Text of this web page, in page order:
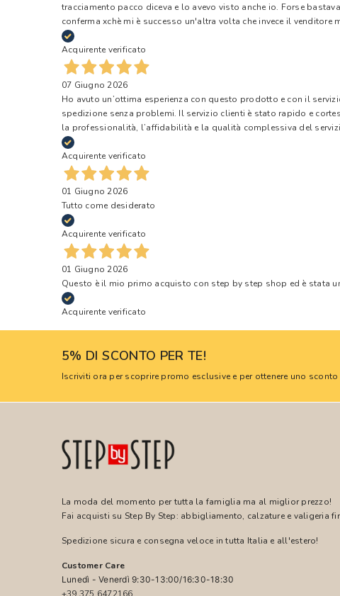
tracciamento pacco diceva e lo avevo visto anche io. Forse
conferma xchè mi è successo un'altra volta che invece il
Acquirente verificato
07 Giugno 2026
Ho avuto un’ottima esperienza con questo prodotto e con il
spedizione senza problemi. Il servizio clienti è stato rapido e
la professionalità, l’affidabilità e la qualità complessiva del
Acquirente verificato
01 Giugno 2026
Tutto come desiderato
Acquirente verificato
01 Giugno 2026
Questo è il mio primo acquisto con step by step shop ed è stata
Acquirente verificato
5% DI SCONTO PER TE!
Iscriviti ora per scoprire promo esclusive e per ottenere uno
La moda del momento per tutta la famiglia ma al miglior prezzo!
Fai acquisti su Step By Step: abbigliamento, calzature e valigeria
Spedizione sicura e consegna veloce in tutta Italia e all'estero!
Customer Care
Lunedì - Venerdì 9:30-13:00/16:30-18:30